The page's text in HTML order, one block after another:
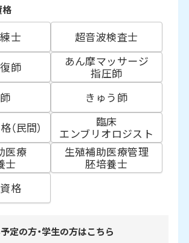
格
士
超音波検査士
師
あん摩マッサージ
指圧師
きゅう師
民間）
臨床
エンブリオロジスト
医療
士
生殖補助医療管理
胚培養士
格
定の方・学生の方はこちら